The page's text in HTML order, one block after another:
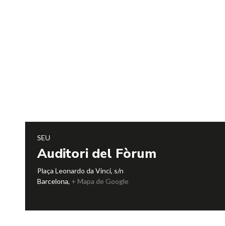
SEU
Auditori del Fòrum
Plaça Leonardo da Vinci, s/n
Barcelona, + Mapa de Google